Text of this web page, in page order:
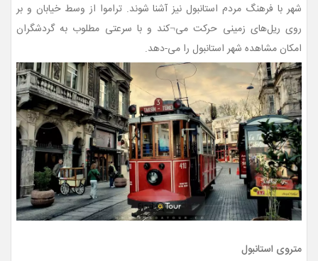
شهر با فرهنگ مردم استانبول نیز آشنا شوند. تراموا از وسط خیابان و بر
روی ریل‌های زمینی حرکت می¬کند و با سرعتی مطلوب به گردشگران
امکان مشاهده شهر استانبول را می-دهد.
متروی استانبول